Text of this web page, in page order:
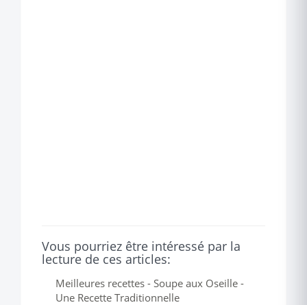
Vous pourriez être intéressé par la
lecture de ces articles:
Meilleures recettes - Soupe aux Oseille -
Une Recette Traditionnelle